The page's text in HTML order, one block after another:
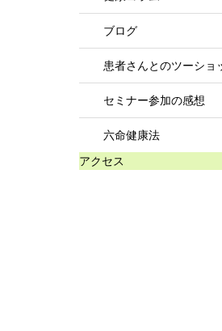
ブログ
患者さんとのツーショ
セミナー参加の感想
六命健康法
アクセス